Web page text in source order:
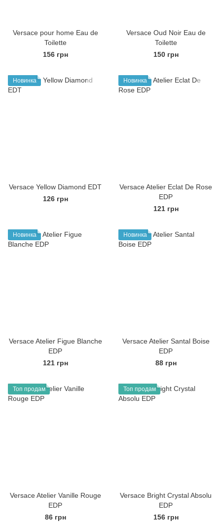
Versace pour home Eau de
Toilette
156 грн
Versace Oud Noir Eau de
Toilette
150 грн
Новинка
Versace Yellow Diamond EDT
126 грн
Новинка
Versace Atelier Eclat De Rose
EDP
121 грн
Новинка
Versace Atelier Figue Blanche
EDP
121 грн
Новинка
Versace Atelier Santal Boise
EDP
88 грн
Топ продам
Versace Atelier Vanille Rouge
EDP
86 грн
Топ продам
Versace Bright Crystal Absolu
EDP
156 грн